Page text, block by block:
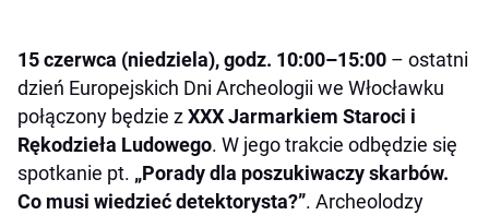
15 czerwca (niedziela), godz. 10:00–15:00 – ostatni
dzień Europejskich Dni Archeologii we Włocławku
połączony będzie zXXX Jarmarkiem Staroci i
Rękodzieła Ludowego. W jego trakcie odbędzie się
spotkanie pt. „Porady dla poszukiwaczy skarbów.
Co musi wiedzieć detektorysta?”. Archeolodzy